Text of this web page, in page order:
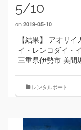
5/10
on 2019-05-10
【結果】 アオリ
イ・レンコダイ・
三重県伊勢市 美間
レンタルボート